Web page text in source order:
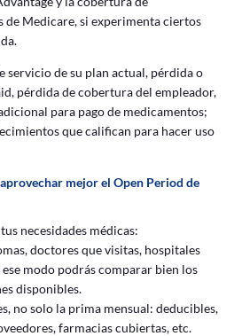
de Medicare, si experimenta ciertos
servicio de su plan actual, pérdida o
pérdida de cobertura del empleador,
para pago de medicamentos;
que califican para hacer uso
mejor el Open Period de
necesidades médicas:
doctores que visitas, hospitales
modo podrás comparar bien los
disponibles.
no solo la prima mensual: deducibles,
farmacias cubiertas, etc.